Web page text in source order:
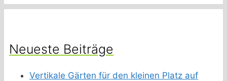
Neueste Beiträge
Vertikale Gärten für den kleinen Platz auf